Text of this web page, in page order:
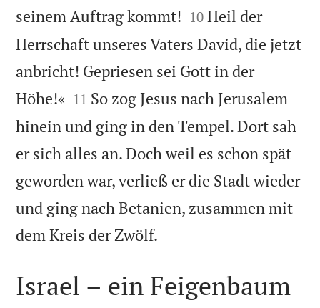
seinem Auftrag kommt! 

10 Heil der
Herrschaft unseres Vaters David, die jetzt
anbricht! Gepriesen sei Gott in der
Höhe!« 

11 So zog Jesus nach Jerusalem
hinein und ging in den Tempel. Dort sah
er sich alles an. Doch weil es schon spät
geworden war, verließ er die Stadt wieder
und ging nach Betanien, zusammen mit
dem Kreis der Zwölf.
Israel – ein Feigenbaum